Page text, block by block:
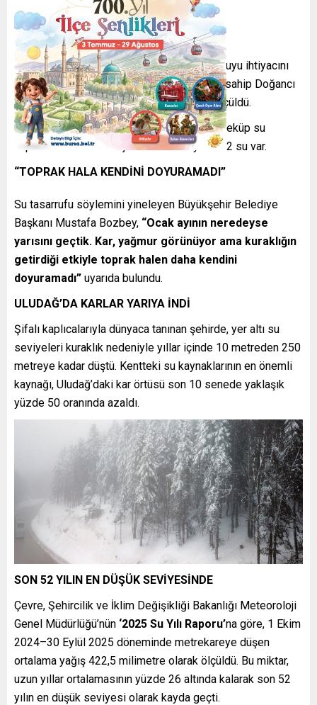
SU SEVİYESİ KRİTİK SEVİYEYE DÜŞTÜ
Nüfusu 3 milyon 271 bin olan kentin içme suyu ihtiyacını
karşılayan 43 milyon metreküp su hacmine sahip Doğancı
Barajı’ndaki su seviyesi yüzde 10 olarak ölçüldü.
2007 yılında faaliyete giren, 60 milyon metreküp su
kapasiteli Nilüfer Barajı’nda ise artık yüzde 2 su var.
“TOPRAK HALA KENDİNİ DOYURAMADI”
Su tasarrufu söylemini yineleyen Büyükşehir Belediye
Başkanı Mustafa Bozbey, “Ocak ayının neredeyse
yarısını geçtik. Kar, yağmur görünüyor ama kuraklığın
getirdiği etkiyle toprak halen daha kendini
doyuramadı” uyarıda bulundu.
ULUDAĞ’DA KARLAR YARIYA İNDİ
Şifalı kaplıcalarıyla dünyaca tanınan şehirde, yer altı su
seviyeleri kuraklık nedeniyle yıllar içinde 10 metreden 250
metreye kadar düştü. Kentteki su kaynaklarının en önemli
kaynağı, Uludağ’daki kar örtüsü son 10 senede yaklaşık
yüzde 50 oranında azaldı.
SON 52 YILIN EN DÜŞÜK SEVİYESİNDE
Çevre, Şehircilik ve İklim Değişikliği Bakanlığı Meteoroloji
Genel Müdürlüğü’nün ‘2025 Su Yılı Raporu’na göre, 1 Ekim
2024–30 Eylül 2025 döneminde metrekareye düşen
ortalama yağış 422,5 milimetre olarak ölçüldü. Bu miktar,
uzun yıllar ortalamasının yüzde 26 altında kalarak son 52
yılın en düşük seviyesi olarak kayda geçti.